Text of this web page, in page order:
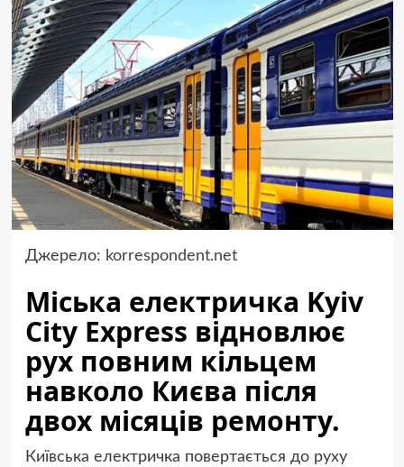
Джерело: korrespondent.net
Міська електричка Kyiv
City Express відновлює
рух повним кільцем
навколо Києва після
двох місяців ремонту.
Київська електричка повертається до руху